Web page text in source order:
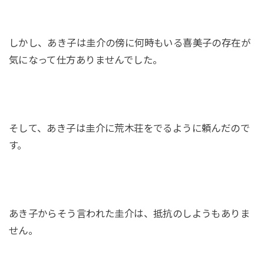
しかし、あき子は圭介の傍に何時もいる喜美子の存在が
気になって仕方ありませんでした。
そして、あき子は圭介に荒木荘をでるように頼んだので
す。
あき子からそう言われた圭介は、抵抗のしようもありま
せん。